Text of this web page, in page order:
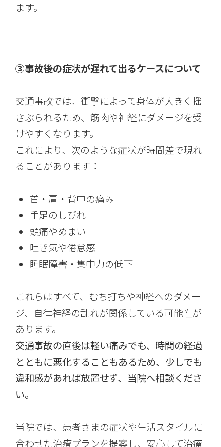
ます。
③事故後の症状が遅れて出るケースについて
交通事故では、衝撃によって身体が大きく揺
さぶられるため、筋肉や神経にダメージを受
けやすくなります。
これにより、次のような症状が時間差で現れ
ることがあります：
首・肩・背中の痛み
手足のしびれ
頭痛やめまい
吐き気や倦怠感
睡眠障害・集中力の低下
これらはすべて、むち打ちや神経へのダメー
ジ、自律神経の乱れが関係している可能性が
あります。
交通事故の直後は軽い痛みでも、時間の経過
とともに悪化することもあるため、少しでも
違和感があれば放置せず、当院へ相談くださ
い。
当院では、患者さまの症状や生活スタイルに
合わせた治療プランを提案し、安心して治療